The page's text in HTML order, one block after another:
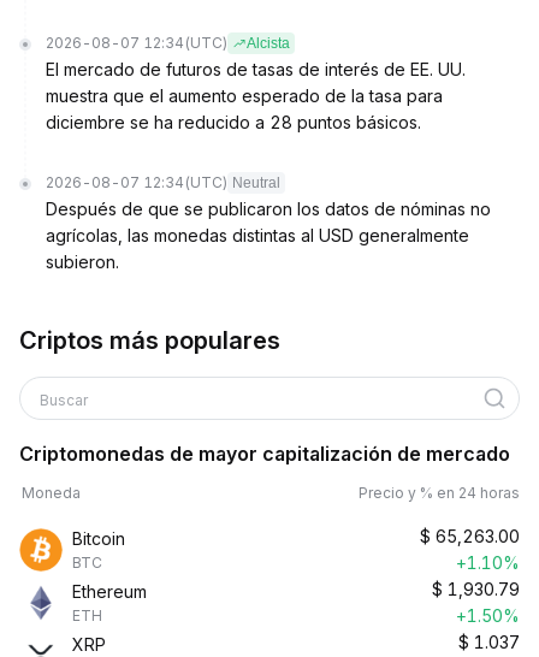
2026-08-07 12:34 (UTC) Alcista
El mercado de futuros de tasas de interés de EE. UU.
muestra que el aumento esperado de la tasa para
diciembre se ha reducido a 28 puntos básicos.
2026-08-07 12:34 (UTC) Neutral
Después de que se publicaron los datos de nóminas no
agrícolas, las monedas distintas al USD generalmente
subieron.
Criptos más populares
Buscar
Criptomonedas de mayor capitalización de mercado
Moneda Precio y % en 24 horas
Bitcoin
BTC
$ 65,263.00
+1.10%
Ethereum
ETH
$ 1,930.79
+1.50%
XRP
$ 1.037